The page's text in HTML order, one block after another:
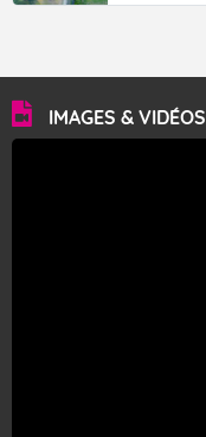
IMAGES & VIDÉOS